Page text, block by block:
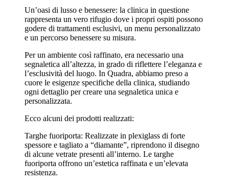
Un’oasi di lusso e benessere: la clinica in questione
rappresenta un vero rifugio dove i propri ospiti possono
godere di trattamenti esclusivi, un menu personalizzato
e un percorso benessere su misura.
Per un ambiente così raffinato, era necessario una
segnaletica all’altezza, in grado di riflettere l’eleganza e
l’esclusività del luogo. In Quadra, abbiamo preso a
cuore le esigenze specifiche della clinica, studiando
ogni dettaglio per creare una segnaletica unica e
personalizzata.
Ecco alcuni dei prodotti realizzati:
Targhe fuoriporta: Realizzate in plexiglass di forte
spessore e tagliato a “diamante”, riprendono il disegno
di alcune vetrate presenti all’interno. Le targhe
fuoriporta offrono un’estetica raffinata e un’elevata
resistenza.